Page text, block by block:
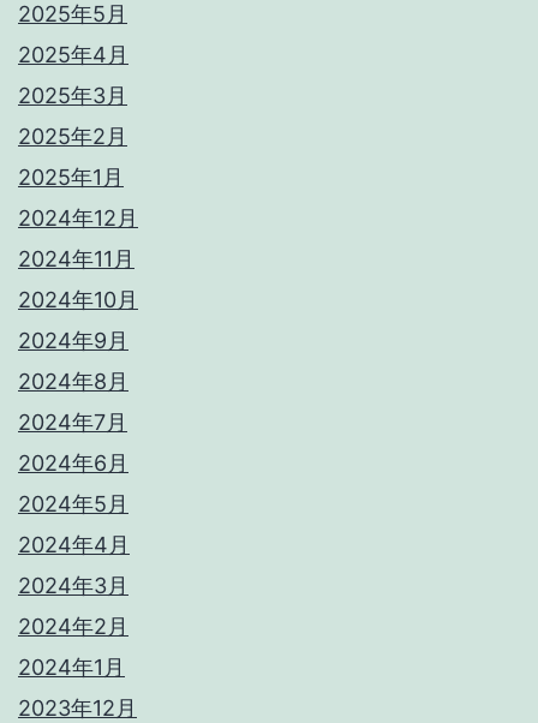
2025年5月
2025年4月
2025年3月
2025年2月
2025年1月
2024年12月
2024年11月
2024年10月
2024年9月
2024年8月
2024年7月
2024年6月
2024年5月
2024年4月
2024年3月
2024年2月
2024年1月
2023年12月